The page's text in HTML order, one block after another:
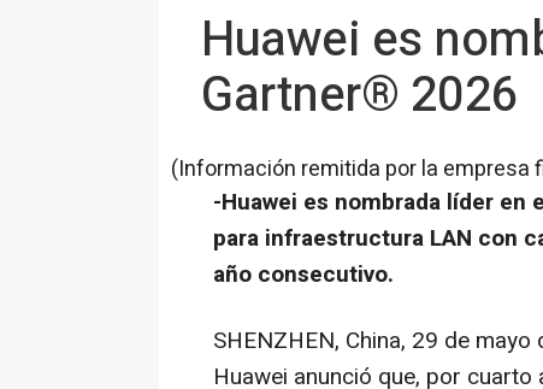
Huawei es
Gartner® 2026
(Información remitida por la empresa
-Huawei es nombrada líder
para infraestructura LAN con
año consecutivo.
SHENZHEN, China, 29 de mayo
Huawei anunció que, por